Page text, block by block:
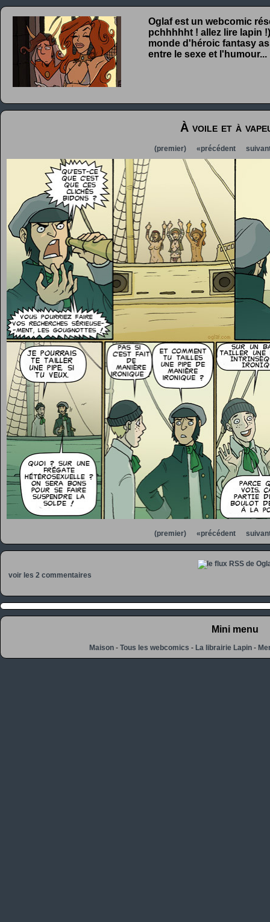
Oglaf est un webcomic
pchhhhht ! allez lire lapin
monde d'héroic fantasy
entre le sexe et l'humour...
À voile et à
(premier) «précédent
(premier) «précédent
voir les 2 commentaires
Mini menu
Maison -Tous les webcomics -La librairie Lapin -